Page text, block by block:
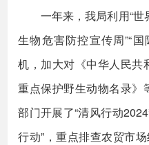
一年来，我局利用“世
生物危害防控宣传周”“
机，加大对《中华人民共
重点保护野生动物名录》
部门开展了“清风行动
行动”，重点排查农贸市